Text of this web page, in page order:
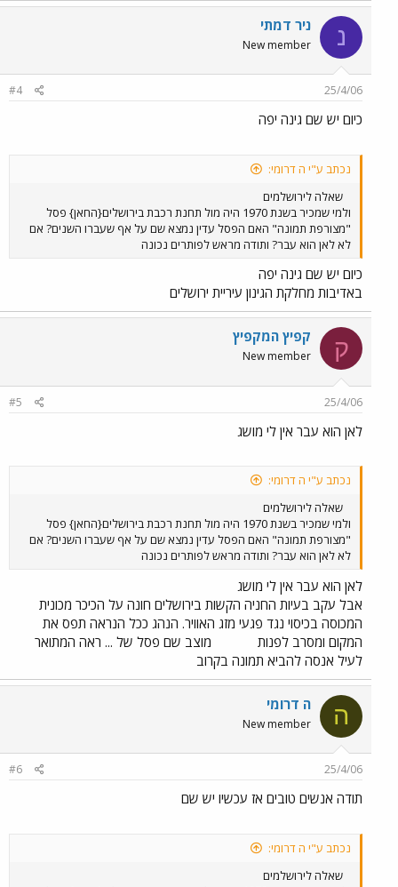
נ ניר דמתי
New member
25/4/06
#4
כיום יש שם גינה יפה
נכתב ע"י ה דרומי:
שאלה לירושלמים
ולמי שמכיר בשנת 1970 היה מול תחנת רכבת בירושלים{החאן} פסל
"מצורפת תמונה" האם הפסל עדין נמצא שם על אף שעברו השנים? אם
לא לאן הוא עבר? ותודה מראש לפותרים נכונה
כיום יש שם גינה יפה
באדיבות מחלקת הגינון עיריית ירושלים
ק קפיץ המקפיץ
New member
25/4/06
#5
לאן הוא עבר אין לי מושג
נכתב ע"י ה דרומי:
שאלה לירושלמים
ולמי שמכיר בשנת 1970 היה מול תחנת רכבת בירושלים{החאן} פסל
"מצורפת תמונה" האם הפסל עדין נמצא שם על אף שעברו השנים? אם
לא לאן הוא עבר? ותודה מראש לפותרים נכונה
לאן הוא עבר אין לי מושג
אבל עקב בעיות החניה הקשות בירושלים חונה על הכיכר מכונית
המכוסה בכיסוי נגד פגעי מזג האוויר. הנהג ככל הנראה תפס את
המקום ומסרב לפנות
מוצב שם פסל של ... ראה המתואר
לעיל אנסה להביא תמונה בקרוב
ה ה דרומי
New member
25/4/06
#6
תודה אנשים טובים אז עכשיו יש שם
נכתב ע"י ה דרומי:
שאלה לירושלמים